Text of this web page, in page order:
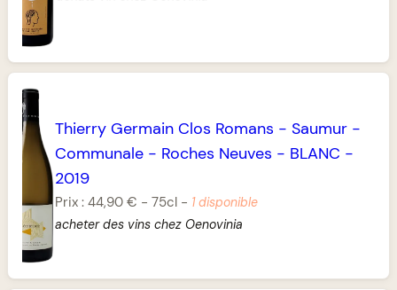
Thierry Germain Clos Romans - Saumur-
Communale- Roches Neuves - BLANC -
2019
Prix : 44,90 € - 75cl- 1 disponible
acheter des vins chez Oenovinia